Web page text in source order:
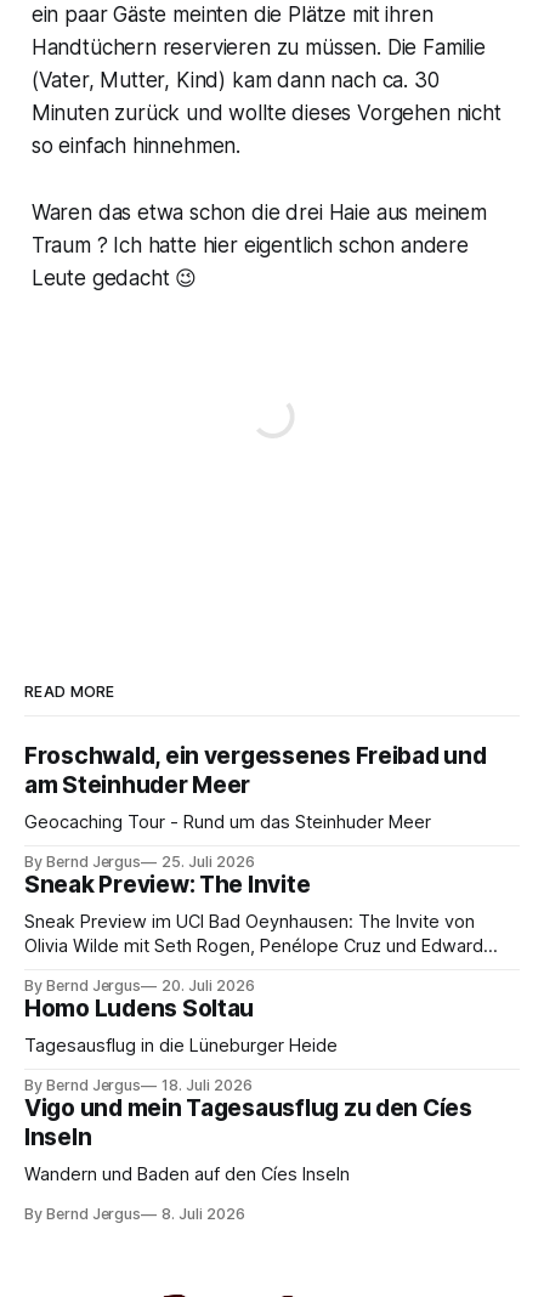
ein paar Gäste meinten die Plätze mit ihren
Handtüchern reservieren zu müssen. Die Familie
(Vater, Mutter, Kind) kam dann nach ca. 30
Minuten zurück und wollte dieses Vorgehen nicht
so einfach hinnehmen.
Waren das etwa schon die drei Haie aus meinem
Traum ? Ich hatte hier eigentlich schon andere
Leute gedacht 😉
READ MORE
Froschwald, ein vergessenes Freibad und
am Steinhuder Meer
Geocaching Tour - Rund um das Steinhuder Meer
By Bernd Jergus 25. Juli 2026
Sneak Preview: The Invite
Sneak Preview im UCI Bad Oeynhausen: The Invite von
Olivia Wilde mit Seth Rogen, Penélope Cruz und Edward
By Bernd Jergus 20. Juli 2026
Homo Ludens Soltau
Tagesausflug in die Lüneburger Heide
By Bernd Jergus 18. Juli 2026
Vigo und mein Tagesausflug zu den Cíes
Inseln
Wandern und Baden auf den Cíes Inseln
By Bernd Jergus 8. Juli 2026